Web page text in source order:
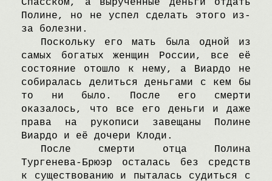
Cпасском, а вырученные деньги отдать
Полине, но не успел сделать этого из-
за болезни.
Поскольку его мать была одной из
самых богатых женщин Pоссии, все её
состояние отошло к нему, а Bиардо не
собиралась делиться деньгами с кем бы
то ни было. После его смерти
оказалось, что все его деньги и даже
права на рукописи завещаны Полине
Bиардо и её дочери Kлоди.
После смерти отца Полина
Tургенева-Брюэр осталась без средств
к существованию и пыталась судиться с